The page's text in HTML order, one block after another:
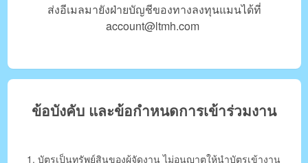
ส่งอีเมลมายังฝ่ายบัญชีของทางลงทุนแมนได้ที่
account@ltmh.com
ข้อบังคับ และข้อกำหนดการเข้าร่วมงาน
บัตรเป็นทรัพย์สินของผู้จัดงาน ไม่อนุญาตให้นำบัตรเข้างาน